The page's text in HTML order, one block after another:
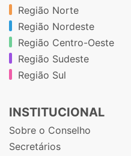
Região Norte
Região Nordeste
Região Centro-Oeste
Região Sudeste
Região Sul
INSTITUCIONAL
Sobre o Conselho
Secretários